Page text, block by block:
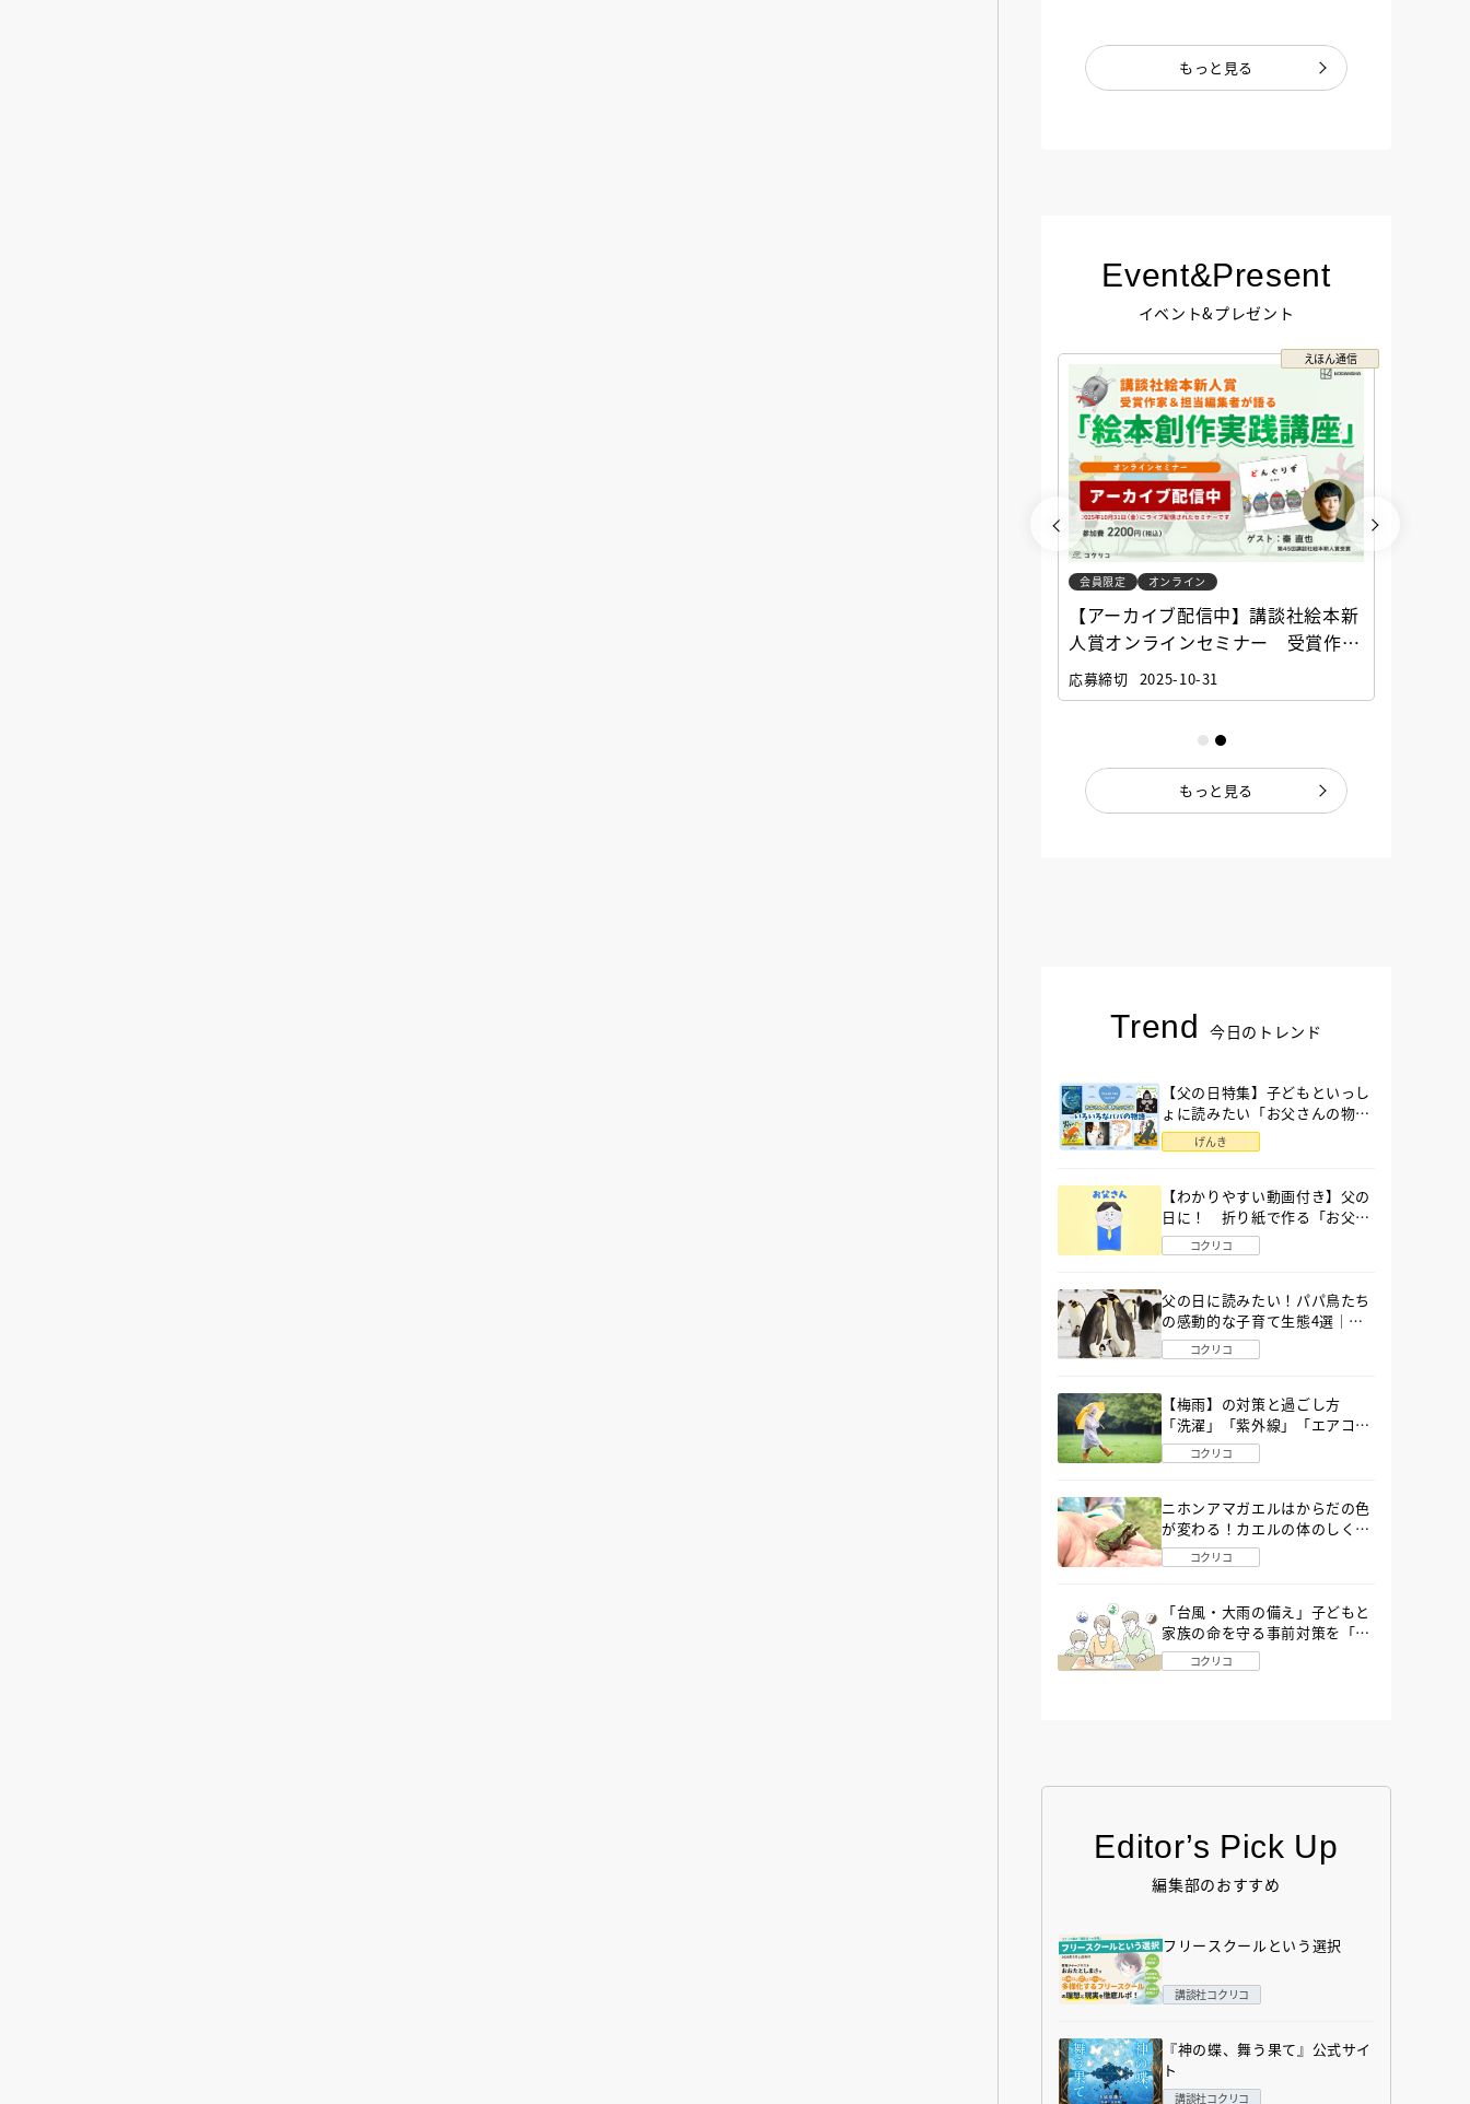
もっと見る
Event&Present
イベント&プレゼント
えほん通信
会員限定 オンライン
【アーカイブ配信中】講談社絵本新
人賞オンラインセミナー 受賞作家
と担当編集者が語る「絵本創作実践
講座」
応募締切 2025-10-31
もっと見る
Trend 今日のトレンド
【父の日特集】子どもといっし
ょに読みたい「お父さんの物
語」６選
げんき
【わかりやすい動画付き】父の
日に！ 折り紙で作る「お父さ
ん」の簡単な折り方
コクリコ
父の日に読みたい！パパ鳥たち
の感動的な子育て生態4選｜図
鑑MOVE
コクリコ
【梅雨】の対策と過ごし方
「洗濯」「紫外線」「エアコ
ン」「ゲリラ豪雨」…〔気象予
報士が完全ガイド〕
コクリコ
ニホンアマガエルはからだの色
が変わる！カエルの体のしくみ
から両生類の特ちょうまで図鑑
MOVEが解説！
コクリコ
「台風・大雨の備え」子どもと
家族の命を守る事前対策を「防
災アドバイザー」が解説
コクリコ
Editor’s Pick Up
編集部のおすすめ
フリースクールという選択
講談社コクリコ
『神の蝶、舞う果て』公式サイ
ト
講談社コクリコ